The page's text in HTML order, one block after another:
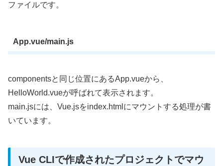
ファイルです。
App.vue/main.js
componentsと同じ位置にあるApp.vueから、
HelloWorld.vueが呼ばれて表示されます。
main.jsには、Vue.jsをindex.htmlにマウントする処理が書
いています。
Vue CLIで作成されたプロジェクトでマウ